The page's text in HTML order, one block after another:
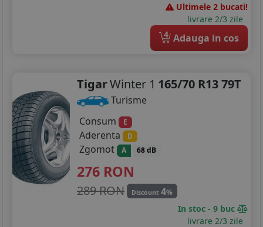
Ultimele 2 bucati!
livrare 2/3 zile
4 Adauga in cos
TigarWinter 1 165/70 R13 79T
Turisme
Consum
E
Aderenta D
Zgomot A 68 dB
276 RON
289 RON Discount 4%
In stoc - 9 buc
livrare 2/3 zile